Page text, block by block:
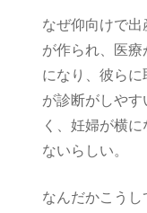
なぜ仰向けで
が作られ、医
になり、彼ら
が診断がしや
く、妊婦が横
ないらしい。
なんだかこう